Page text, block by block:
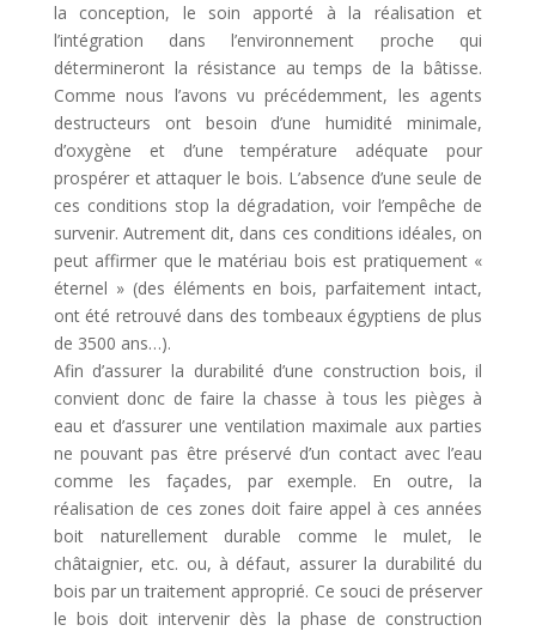
la conception, le soin apporté à la réalisation et
l’intégration dans l’environnement proche qui
détermineront la résistance au temps de la bâtisse.
Comme nous l’avons vu précédemment, les agents
destructeurs ont besoin d’une humidité minimale,
d’oxygène et d’une température adéquate pour
prospérer et attaquer le bois. L’absence d’une seule de
ces conditions stop la dégradation, voir l’empêche de
survenir. Autrement dit, dans ces conditions idéales, on
peut affirmer que le matériau bois est pratiquement «
éternel » (des éléments en bois, parfaitement intact,
ont été retrouvé dans des tombeaux égyptiens de plus
de 3500 ans…).
Afin d’assurer la durabilité d’une construction bois, il
convient donc de faire la chasse à tous les pièges à
eau et d’assurer une ventilation maximale aux parties
ne pouvant pas être préservé d’un contact avec l’eau
comme les façades, par exemple. En outre, la
réalisation de ces zones doit faire appel à ces années
boit naturellement durable comme le mulet, le
châtaignier, etc. ou, à défaut, assurer la durabilité du
bois par un traitement approprié. Ce souci de préserver
le bois doit intervenir dès la phase de construction